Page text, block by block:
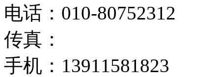
电话：010-80752312
传真：
手机：13911581823